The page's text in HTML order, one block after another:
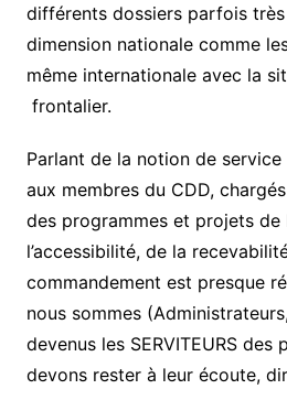
différents dossiers parfois
dimension nationale comme
même internationale avec la
frontalier.
Parlant de la notion de
aux membres du CDD,
des programmes et projets de
l’accessibilité, de la
commandement est presque
nous sommes
devenus les SERVITEURS des
devons rester à leur écoute,